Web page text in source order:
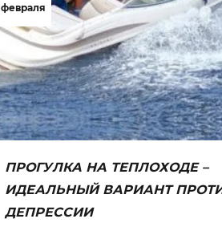
февраля
ПРОГУЛКА НА ТЕПЛОХОДЕ –
ИДЕАЛЬНЫЙ ВАРИАНТ
ДЕПРЕССИИ